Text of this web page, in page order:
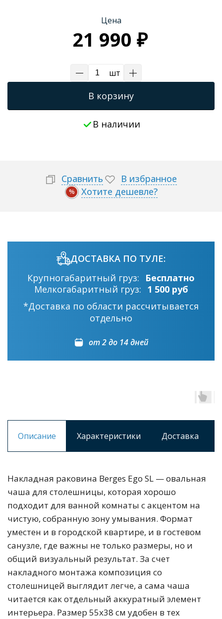
Цена
21 990 ₽
шт
В корзину
В наличии
Сравнить В избранное
% Хотите дешевле?
ДОСТАВКА ПО ТУЛЕ:
Крупногабаритный груз:
Бесплатно
Мелкогабаритный груз: 1 500 руб
*Доставка по области рассчитывается
отдельно
от 2 до 14 дней
Описание Характеристики Доставка
Накладная раковина Berges Ego SL — овальная
чаша для столешницы, которая хорошо
подходит для ванной комнаты с акцентом на
чистую, собранную зону умывания. Формат
уместен и в городской квартире, и в гостевом
санузле, где важны не только размеры, но и
общий визуальный результат. За счет
накладного монтажа композиция со
столешницей выглядит легче, а сама чаша
читается как отдельный аккуратный элемент
интерьера. Размер 55х38 см удобен в тех